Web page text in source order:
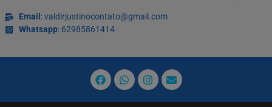
Email : valdirjustinocontato@gmail.com
Whatsapp: 62985861414